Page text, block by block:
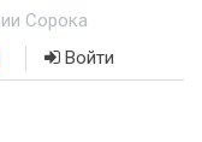
Сорока
Войти